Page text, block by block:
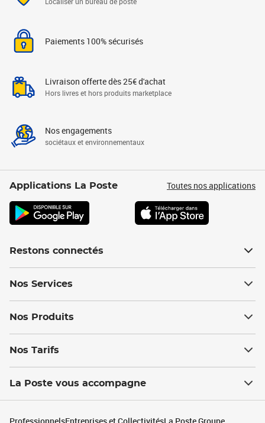
Paiements 100% sécurisés
Livraison offerte dès 25€ d'achat
Hors livres et hors produits marketplace
Nos engagements
sociétaux et environnementaux
Applications La Poste Toutes nos applications
Restons connectés
Nos Services
Nos Produits
Nos Tarifs
La Poste vous accompagne